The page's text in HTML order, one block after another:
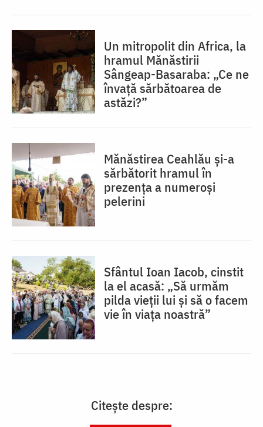
Un mitropolit din Africa, la
hramul Mănăstirii
Sângeap-Basaraba: „Ce ne
învață sărbătoarea de
astăzi?”
Mănăstirea Ceahlău și-a
sărbătorit hramul în
prezența a numeroși
pelerini
Sfântul Ioan Iacob, cinstit
la el acasă: „Să urmăm
pilda vieții lui și să o facem
vie în viața noastră”
Citește despre: